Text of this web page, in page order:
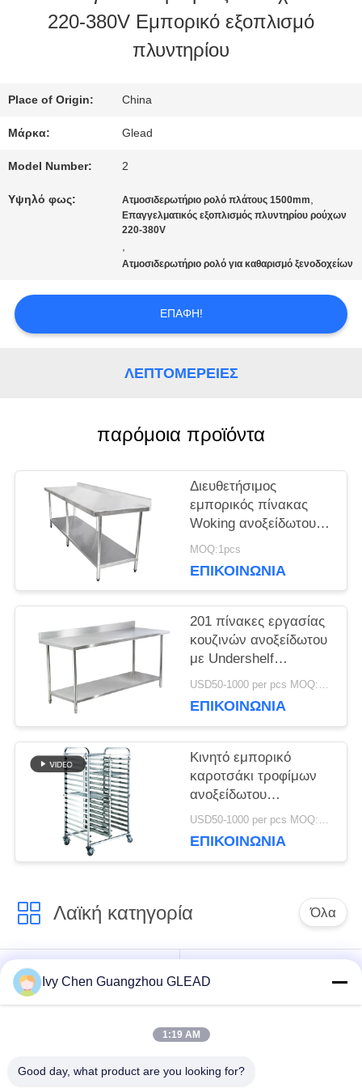
ΕΠΙΣΚΈΨΕΙΣ
ΣΤΟ
ΕΡΓΟΣΤΆΣΙΟ
ΠΟΙΌΤΗΤΑΣ
ΠΡΟΣΦΟΡΆ
SITEMAP
PRIVACY
POLICY
220-380V Εμπορικό εξοπλισμό
πλυντηρίου
Place of Origin: China
Μάρκα: Glead
Model Number: 2
Υψηλό φως: Ατμοσιδερωτήριο ρολό πλάτους 1500mm,
Επαγγελματικός εξοπλισμός πλυντηρίου ρούχων
220-380V
,
Ατμοσιδερωτήριο ρολό για καθαρισμό ξενοδοχείων
ΕΠΑΦΉ!
ΛΕΠΤΟΜΈΡΕΙΕΣ
παρόμοια προϊόντα
Διευθετήσιμος
εμπορικός πίνακας
Woking ανοξείδωτου
κουζινών εξοπλισμού
MOQ:1pcs
ΕΠΙΚΟΙΝΩΝΊΑ
201 πίνακες εργασίας
κουζινών ανοξείδωτου
με Undershelf
Backsplash Rustproof USD50-1000 per pcs MOQ:1pcs
ΕΠΙΚΟΙΝΩΝΊΑ
Κινητό εμπορικό
καροτσάκι τροφίμων
ανοξείδωτου
καροτσακιών ραφιών
εξοπλισμού
USD50-1000 per pcs MOQ:1pcs
ΕΠΙΚΟΙΝΩΝΊΑ
Λαϊκή κατηγορία Όλα
Εμπορικός
μαγειρεύοντας
εξοπλισμός
Μαγειρεύοντας
εξοπλισμός κουζινών
εξοπλισμός
επεξεργασίας
Ivy Chen Guangzhou GLEAD
1:19 AM
Good day, what product are you looking for?